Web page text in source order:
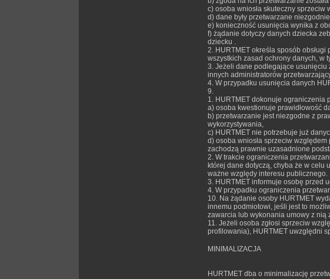
c) osoba wniosła skuteczny
d) dane były przetwarzane
e) konieczność usunięcia wynika z
f) żądanie dotyczy danych dziecka
dziecku .
2. HURTMET określa sposób
wszystkich zasad ochrony danych, w
3. Jeżeli dane podlegające usunięciu
innych administratorów
4. W przypadku usunięcia danych
9.
1. HURTMET dokonuje ograniczenia
a) osoba kwestionuje prawidłowość
b) przetwarzanie jest niezgodne z
wykorzystywania,
c) HURTMET nie potrzebuje już
d) osoba wniosła sprzeciw
zachodzą prawnie uzasadnione
2. W trakcie ograniczenia
której dane dotyczą, chyba że w
ważne względy interesu publicznego.
3. HURTMET informuje osobę przed
4. W przypadku ograniczenia
10. Na żądanie osoby HURTMET
innemu podmiotowi, jeśli jest to
zawarcia lub wykonania umowy z nią
11. Jeżeli osoba zgłosi sprzeciw
profilowania), HURTMET uwzględni
MINIMALIZACJA
HURTMET dba o minimalizację